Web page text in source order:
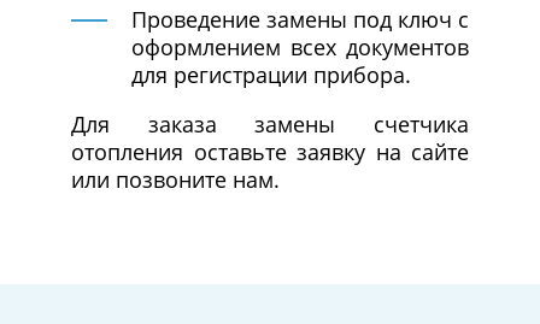
Проведение замены под ключ с
оформлением всех документов
для регистрации прибора.
Для заказа замены счетчика
отопления оставьте заявку на сайте
или позвоните нам.